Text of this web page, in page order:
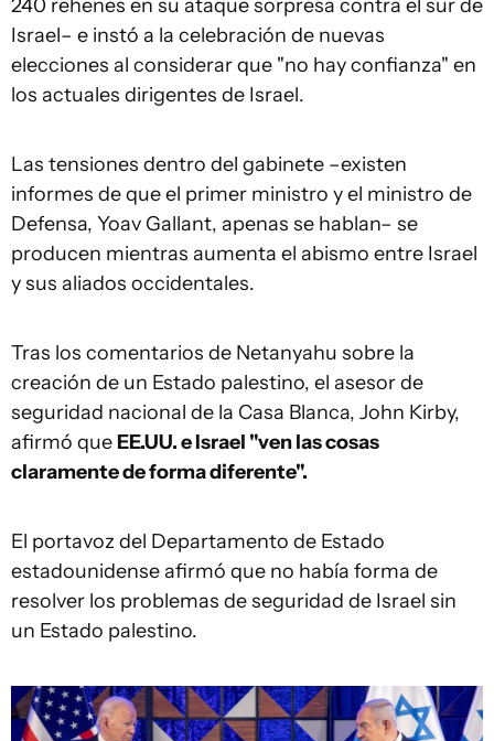
240 rehenes en su ataque sorpresa contra el sur de
Israel– e instó a la celebración de nuevas
elecciones al considerar que "no hay confianza" en
los actuales dirigentes de Israel.
Las tensiones dentro del gabinete –existen
informes de que el primer ministro y el ministro de
Defensa, Yoav Gallant, apenas se hablan– se
producen mientras aumenta el abismo entre Israel
y sus aliados occidentales.
Tras los comentarios de Netanyahu sobre la
creación de un Estado palestino, el asesor de
seguridad nacional de la Casa Blanca, John Kirby,
afirmó que EE.UU. e Israel "ven las cosas
claramente de forma diferente".
El portavoz del Departamento de Estado
estadounidense afirmó que no había forma de
resolver los problemas de seguridad de Israel sin
un Estado palestino.